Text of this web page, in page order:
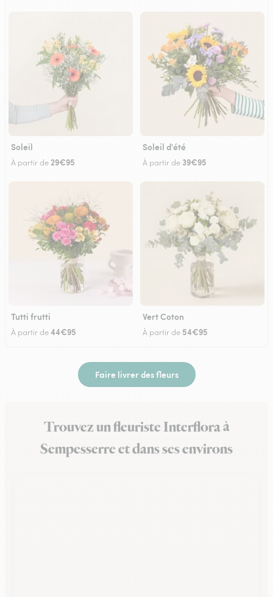
Soleil
À partir de 29€95
Soleil d'été
À partir de 39€95
Tutti frutti
À partir de44€95
Vert Coton
À partir de 54€95
Faire livrer des fleurs
Trouvez un fleuriste Interflora à
Sempesserre et dans ses environs